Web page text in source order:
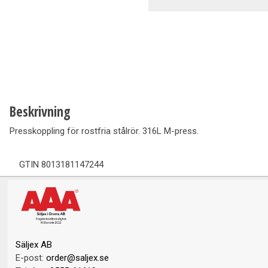
Beskrivning
Presskoppling för rostfria stålrör. 316L M-press.
GTIN 8013181147244
Säljex AB
E-post: order@saljex.se